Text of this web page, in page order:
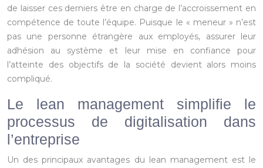
de laisser ces derniers être en charge de l’accroissement en
compétence de toute l’équipe. Puisque le « meneur » n’est
pas une personne étrangère aux employés, assurer leur
adhésion au système et leur mise en confiance pour
l’atteinte des objectifs de la société devient alors moins
compliqué.
Le lean management simplifie le
processus de digitalisation dans
l’entreprise
Un des principaux avantages du lean management est le